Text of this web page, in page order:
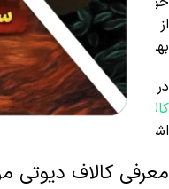
از سی پی‌ها برای خرید
بهره‌برداری کنید و تجربه
در این مقاله، شما را با
کالاف دیوتی موبایلآشنا
اشتباه از این منابع ارزشمند
معرفی کالاف دیوتی